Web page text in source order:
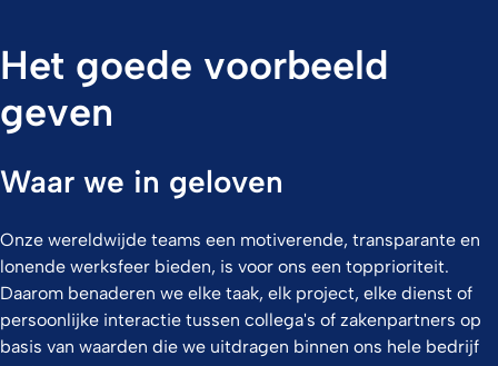
Het goede voorbeeld
geven
Waar we in geloven
Onze wereldwijde teams een motiverende, transparante en
lonende werksfeer bieden, is voor ons een topprioriteit.
Daarom benaderen we elke taak, elk project, elke dienst of
persoonlijke interactie tussen collega's of zakenpartners op
basis van waarden die we uitdragen binnen ons hele bedrijf